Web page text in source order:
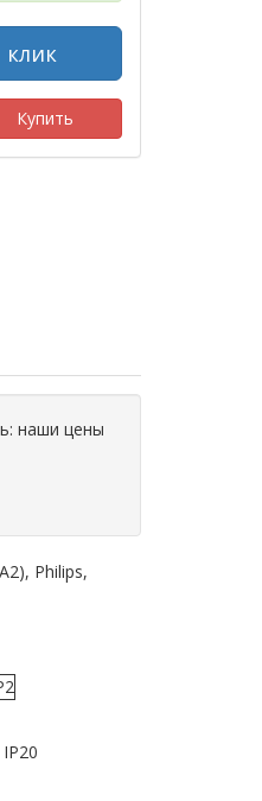
клик
Купить
наши цены
Philips,